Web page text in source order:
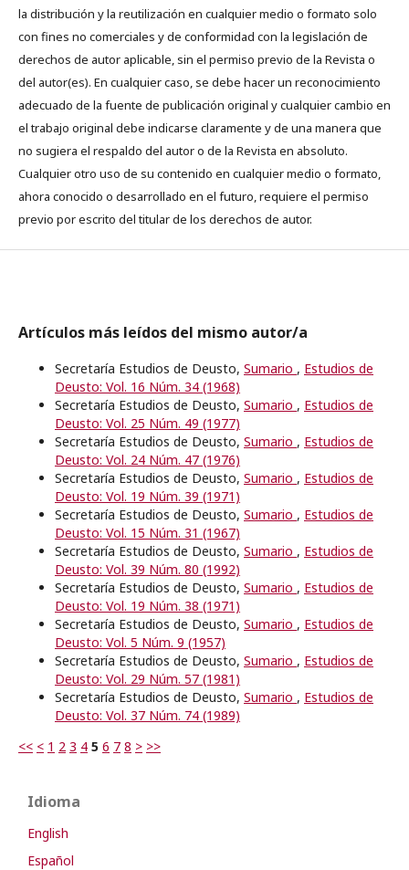
la distribución y la reutilización en cualquier medio o formato solo
con fines no comerciales y de conformidad con la legislación de
derechos de autor aplicable, sin el permiso previo de la Revista o
del autor(es). En cualquier caso, se debe hacer un reconocimiento
adecuado de la fuente de publicación original y cualquier cambio en
el trabajo original debe indicarse claramente y de una manera que
no sugiera el respaldo del autor o de la Revista en absoluto.
Cualquier otro uso de su contenido en cualquier medio o formato,
ahora conocido o desarrollado en el futuro, requiere el permiso
previo por escrito del titular de los derechos de autor.
Artículos más leídos del mismo autor/a
Secretaría Estudios de Deusto, Sumario , Estudios de
Deusto: Vol. 16 Núm. 34 (1968)
Secretaría Estudios de Deusto, Sumario , Estudios de
Deusto: Vol. 25 Núm. 49 (1977)
Secretaría Estudios de Deusto, Sumario , Estudios de
Deusto: Vol. 24 Núm. 47 (1976)
Secretaría Estudios de Deusto, Sumario , Estudios de
Deusto: Vol. 19 Núm. 39 (1971)
Secretaría Estudios de Deusto, Sumario , Estudios de
Deusto: Vol. 15 Núm. 31 (1967)
Secretaría Estudios de Deusto, Sumario , Estudios de
Deusto: Vol. 39 Núm. 80 (1992)
Secretaría Estudios de Deusto, Sumario , Estudios de
Deusto: Vol. 19 Núm. 38 (1971)
Secretaría Estudios de Deusto, Sumario , Estudios de
Deusto: Vol. 5 Núm. 9 (1957)
Secretaría Estudios de Deusto, Sumario , Estudios de
Deusto: Vol. 29 Núm. 57 (1981)
Secretaría Estudios de Deusto, Sumario , Estudios de
Deusto: Vol. 37 Núm. 74 (1989)
<< < 1 2 3 4 5 6 7 8 > >>
Idioma
English
Español